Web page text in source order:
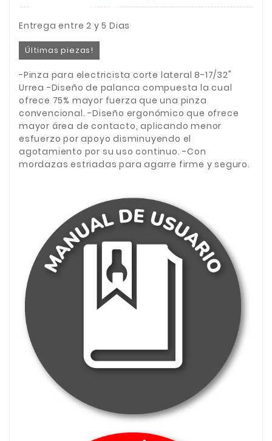
Entrega entre 2 y 5 Dias
Últimas piezas!
-Pinza para electricista corte lateral 8-17/32"
Urrea -Diseño de palanca compuesta la cual
ofrece 75% mayor fuerza que una pinza
convencional. -Diseño ergonómico que ofrece
mayor área de contacto, aplicando menor
esfuerzo por apoyo disminuyendo el
agotamiento por su uso continuo. -Con
mordazas estriadas para agarre firme y seguro.